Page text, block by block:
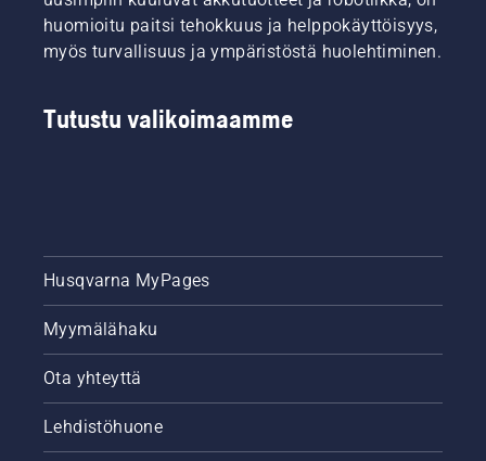
huomioitu paitsi tehokkuus ja helppokäyttöisyys,
myös turvallisuus ja ympäristöstä huolehtiminen.
Tutustu valikoimaamme
Husqvarna MyPages
Myymälähaku
Ota yhteyttä
Lehdistöhuone